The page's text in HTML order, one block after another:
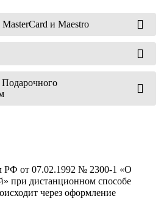
и Maestro
РФ от 07.02.1992 № 2300-1 «О
при дистанционном способе
через оформление